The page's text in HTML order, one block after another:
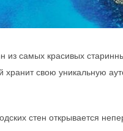
из самых красивых
хранит свою уникальную
стен открывается